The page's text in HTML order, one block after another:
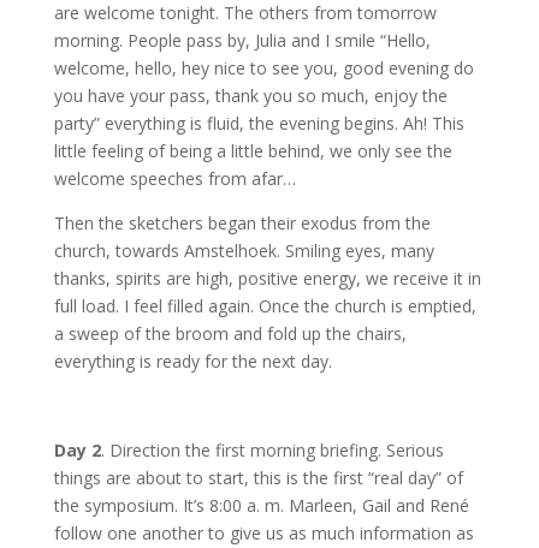
are welcome tonight. The others from tomorrow
morning. People pass by, Julia and I smile “Hello,
welcome, hello, hey nice to see you, good evening do
you have your pass, thank you so much, enjoy the
party” everything is fluid, the evening begins. Ah! This
little feeling of being a little behind, we only see the
welcome speeches from afar…
Then the sketchers began their exodus from the
church, towards Amstelhoek. Smiling eyes, many
thanks, spirits are high, positive energy, we receive it in
full load. I feel filled again. Once the church is emptied,
a sweep of the broom and fold up the chairs,
everything is ready for the next day.
Day 2. Direction the first morning briefing. Serious
things are about to start, this is the first “real day” of
the symposium. It’s 8:00 a. m. Marleen, Gail and René
follow one another to give us as much information as